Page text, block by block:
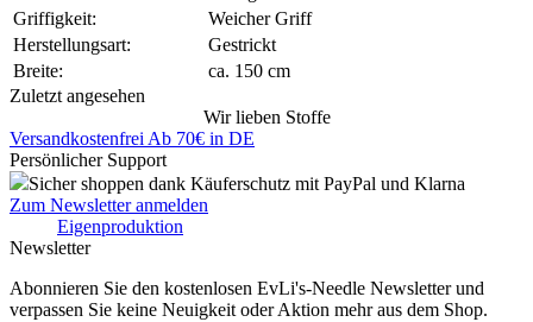
Griffigkeit:
Weicher Griff
Herstellungsart:
Gestrickt
Breite:
ca. 150 cm
Zuletzt angesehen
Wir lieben Stoffe
Versandkostenfrei Ab 70€ in DE
Persönlicher Support
Sicher shoppen dank Käuferschutz mit PayPal und Klarna
Zum Newsletter anmelden
Eigenproduktion
Newsletter
Abonnieren Sie den kostenlosen EvLi's-Needle Newsletter und
verpassen Sie keine Neuigkeit oder Aktion mehr aus dem Shop.